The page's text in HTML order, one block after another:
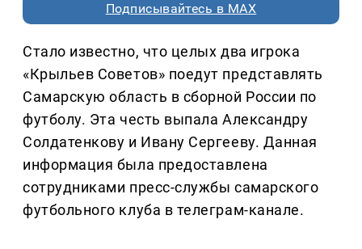
Подписывайтесь в MAX
Стало известно, что целых два игрока
«Крыльев Советов» поедут представлять
Самарскую область в сборной России по
футболу. Эта честь выпала Александру
Солдатенкову и Ивану Сергееву. Данная
информация была предоставлена
сотрудниками пресс-службы самарского
футбольного клуба в телеграм-канале.